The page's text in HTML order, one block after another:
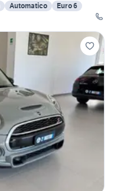
Automatico
Euro 6